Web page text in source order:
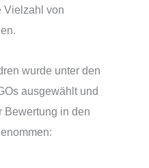
Vielzahl von
wurde unter den
ausgewählt und
Bewertung in den